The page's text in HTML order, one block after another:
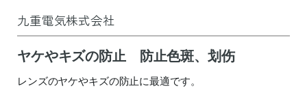
九重電気株式会社
ヤケやキズの防止 防止色斑、划伤
レンズのヤケやキズの防止に最適です。